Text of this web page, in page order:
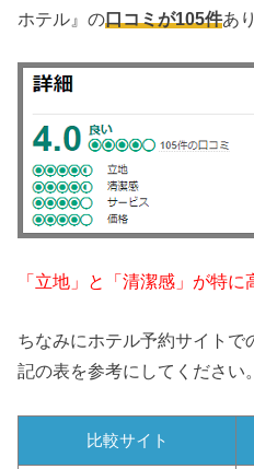
ホテル』の口コミが105件あ
「立地」と「清潔感」が特に
ちなみにホテル予約サイト
記の表を参考にしてください。
比較サイト